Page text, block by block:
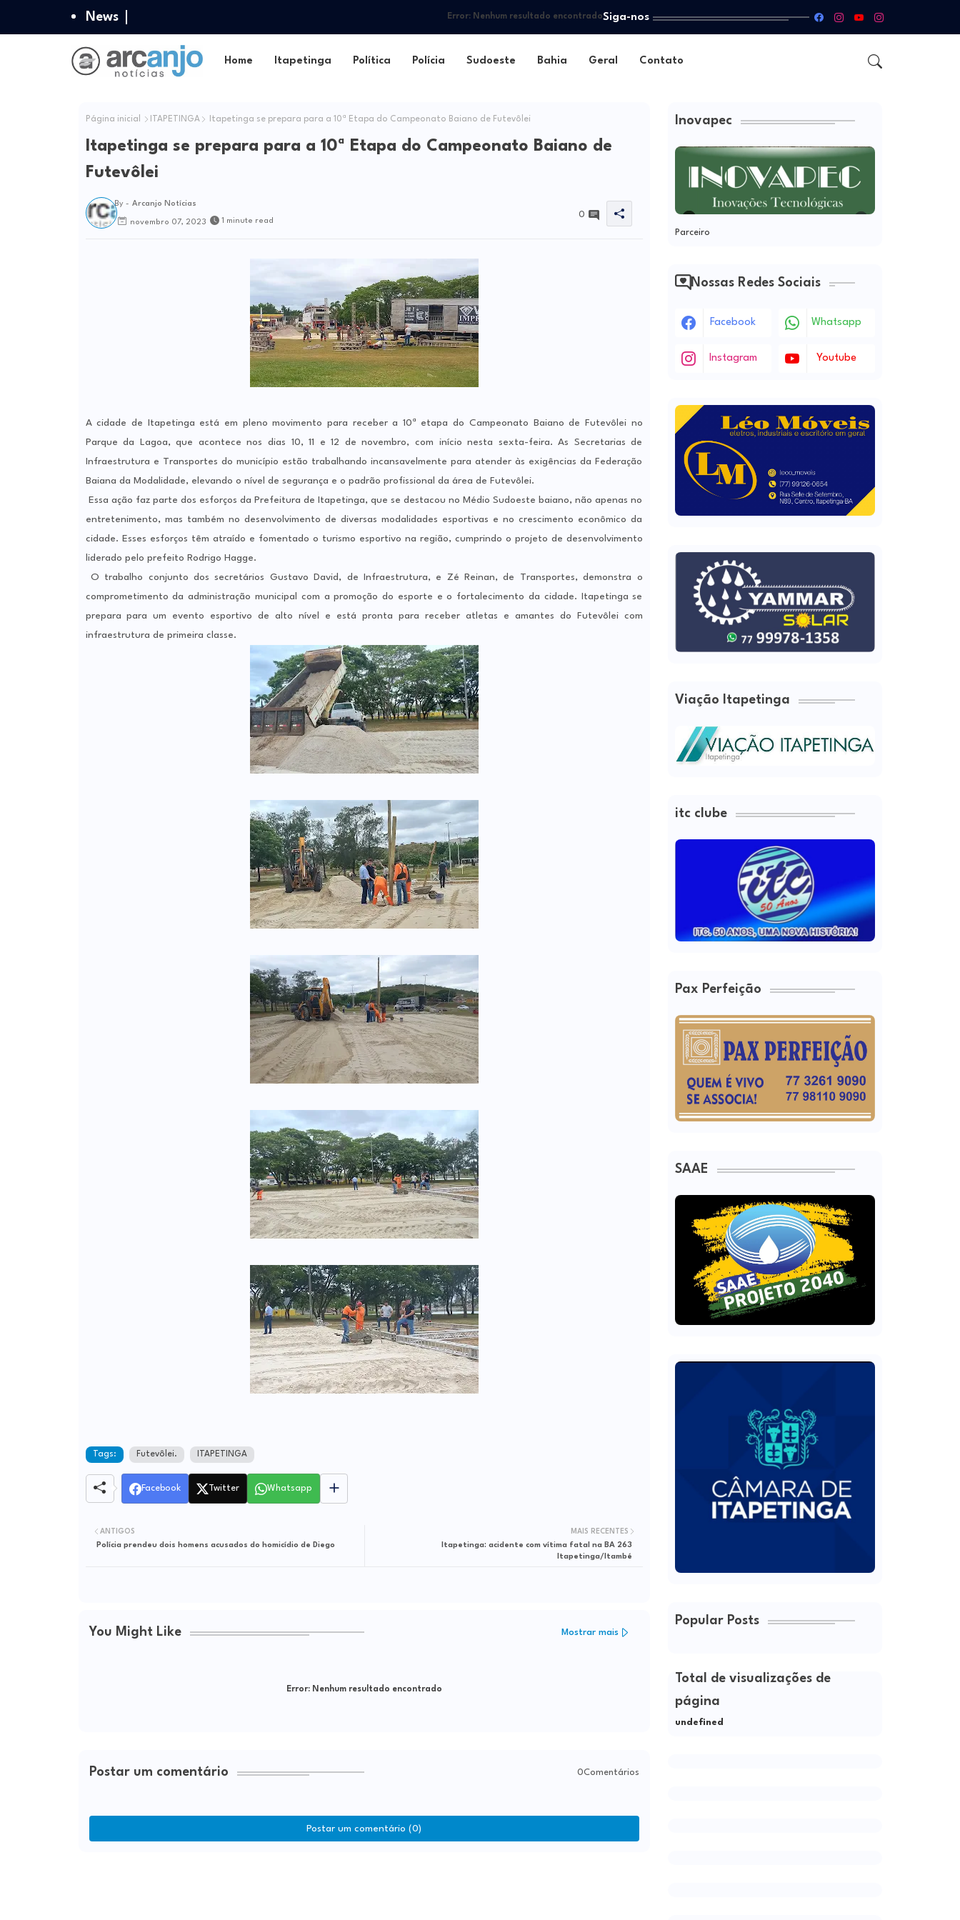
News Error:Nenhum resultado encontradoSiga-nos
Home Itapetinga Política Polícia Sudoeste Bahia Geral Contato
Página inicial ITAPETINGA Itapetinga se prepara para a 10ª Etapa do Campeonato Baiano de Futevôlei
Itapetinga se prepara para a 10ª Etapa do Campeonato Baiano de
Futevôlei
By - Arcanjo Notícias
novembro 07, 2023 1 minute read
0
A cidade de Itapetinga está em pleno movimento para receber a 10ª etapa do Campeonato Baiano de Futevôlei no
Parque da Lagoa, que acontece nos dias 10, 11 e 12 de novembro, com início nesta sexta-feira. As Secretarias de
Infraestrutura e Transportes do município estão trabalhando incansavelmente para atender às exigências da Federação
Baiana da Modalidade, elevando o nível de segurança e o padrão profissional da área de Futevôlei.
Essa ação faz parte dos esforços da Prefeitura de Itapetinga, que se destacou no Médio Sudoeste baiano, não apenas no
entretenimento, mas também no desenvolvimento de diversas modalidades esportivas e no crescimento econômico da
cidade. Esses esforços têm atraído e fomentado o turismo esportivo na região, cumprindo o projeto de desenvolvimento
liderado pelo prefeito Rodrigo Hagge.
O trabalho conjunto dos secretários Gustavo David, de Infraestrutura, e Zé Reinan, de Transportes, demonstra o
comprometimento da administração municipal com a promoção do esporte e o fortalecimento da cidade. Itapetinga se
prepara para um evento esportivo de alto nível e está pronta para receber atletas e amantes do Futevôlei com
infraestrutura de primeira classe.
Tags: Futevôlei. ITAPETINGA
Facebook Twitter Whatsapp
MAIS RECENTES
Itapetinga: acidente com vítima fatal na BA 263
Itapetinga/Itambé
ANTIGOS
Polícia prendeu dois homens acusados do homicídio de Diego
You Might Like Mostrar mais
Error:Nenhum resultado encontrado
Postar um comentário 0Comentários
Postar um comentário (0)
Inovapec
Parceiro
Nossas Redes Sociais
Facebook Whatsapp
Instagram Youtube
Viação Itapetinga
itc clube
Pax Perfeição
SAAE
Popular Posts
Total de visualizações de
página
und efned